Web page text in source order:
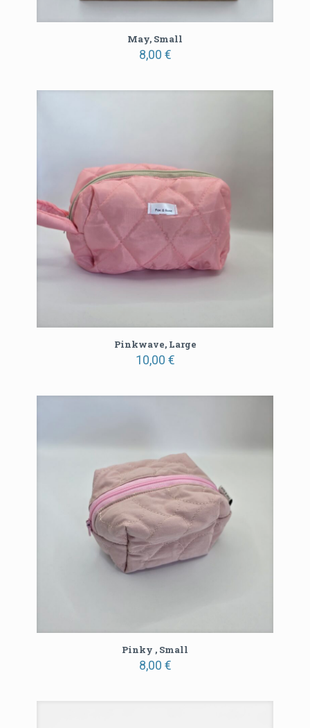
May, Small
8,00 €
Pinkwave, Large
10,00 €
Pinky , Small
8,00 €